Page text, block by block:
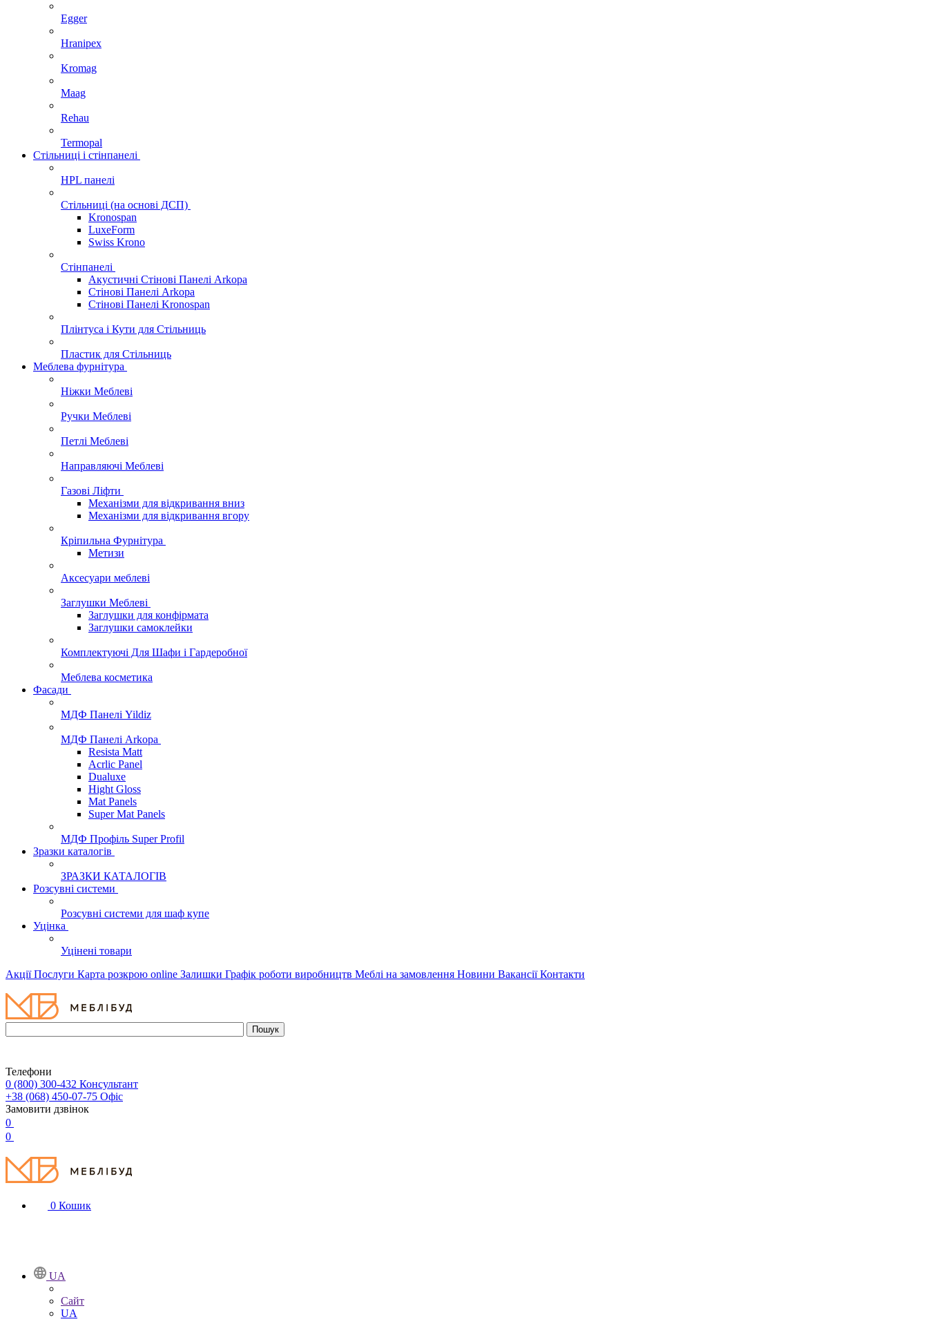
Egger
Hranipex
Kromag
Maag
Rehau
Termopal
Стільниці і стінпанелі
HPL панелі
Стільниці (на основі ДСП)
Kronospan
LuxeForm
Swiss Krono
Стінпанелі
Акустичні Стінові Панелі Аrkopa
Стінові Панелі Arkopa
Стінові Панелі Kronospan
Плінтуса і Кути для Стільниць
Пластик для Стільниць
Меблева фурнітура
Ніжки Меблеві
Ручки Меблеві
Петлі Меблеві
Направляючі Меблеві
Газові Ліфти
Механізми для відкривання вниз
Механізми для відкривання вгору
Кріпильна Фурнітура
Метизи
Аксесуари меблеві
Заглушки Меблеві
Заглушки для конфірмата
Заглушки самоклейки
Комплектуючі Для Шафи і Гардеробної
Меблева косметика
Фасади
МДФ Панелі Yildiz
МДФ Панелі Arkopa
Resista Matt
Acrlic Panel
Dualuxe
Hight Gloss
Mat Panels
Super Mat Panels
МДФ Профіль Super Profil
Зразки каталогів
ЗРАЗКИ КАТАЛОГІВ
Розсувні системи
Розсувні системи для шаф купе
Уцінка
Уцінені товари
Акції Послуги Карта розкрою online Залишки Графік роботи виробництв Меблі на замовлення Новини Вакансії Контакти
Телефони
0 (800) 300-432 Консультант
+38 (068) 450-07-75 Офіс
Замовити дзвінок
0
0
0 Кошик
UA
Сайт
UA